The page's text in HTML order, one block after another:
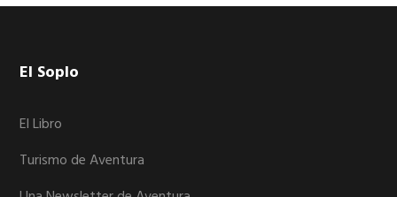
Footer
El Soplo
El Libro
Turismo de Aventura